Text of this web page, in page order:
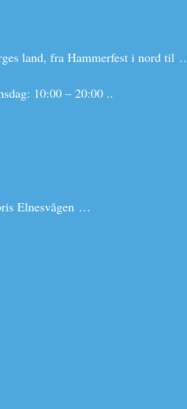
land, fra Hammerfest i nord til
10:00 – 20:00 ..
Elnesvågen …